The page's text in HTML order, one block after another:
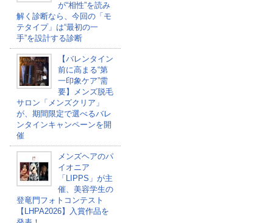
が“相性”を読み
解く診断なら、今回の「モ
テタイプ」は“最初の一
手”を設計する診断
【バレンタイン
前に高まる“第
一印象ケア”需
要】メンズ脱毛
サロン「メンズクリア」
が、期間限定で選べるバレ
ンタインキャンペーンを開
催
メンズヘアのパ
イオニア
「LIPPS」が主
催、美容学生の
登竜門フォトコンテスト
【LHPA2026】入賞作品を